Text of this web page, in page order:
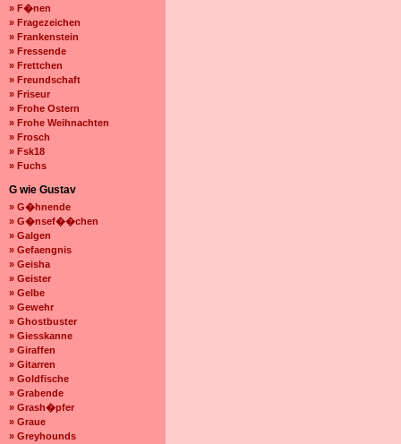
» F�nen
» Fragezeichen
» Frankenstein
» Fressende
» Frettchen
» Freundschaft
» Friseur
» Frohe Ostern
» Frohe Weihnachten
» Frosch
» Fsk18
» Fuchs
G wie Gustav
» G�hnende
» G�nsef��chen
» Galgen
» Gefaengnis
» Geisha
» Geister
» Gelbe
» Gewehr
» Ghostbuster
» Giesskanne
» Giraffen
» Gitarren
» Goldfische
» Grabende
» Grash�pfer
» Graue
» Greyhounds